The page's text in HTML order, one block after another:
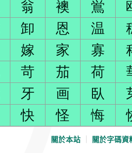
翁 襖 鴬
卸 恩 温
嫁 家 寡
苛 茄 荷
牙 画 臥
快 怪 悔
關於本站 關於字碼資